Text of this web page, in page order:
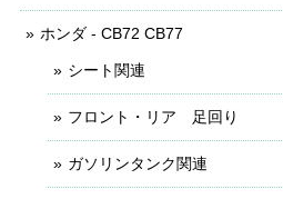
ホンダ - CB72 CB77
シート関連
フロント・リア 足回り
ガソリンタンク関連